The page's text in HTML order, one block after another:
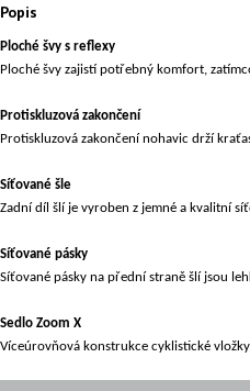
Popis
Ploché švy s reflexy
Ploché švy zajistí potřebný komfort,
Protiskluzová zakončení
Protiskluzová zakončení nohavic drží
Síťované šle
Zadní díl šlí je vyroben z jemné a kvalitní
Síťované pásky
Síťované pásky na přední straně šlí jsou
Sedlo Zoom X
Víceúrovňová konstrukce cyklistické